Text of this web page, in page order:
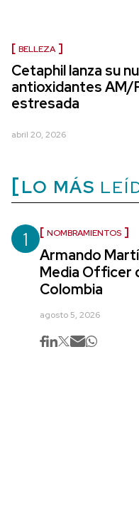
BELLEZA
Cetaphil lanza su
antioxidantes AM/
estresada
abril 20, 2026
LO MÁS
1 NOMBRAMIENTOS
Armando
Media Officer
Colombia
agosto 5, 2026